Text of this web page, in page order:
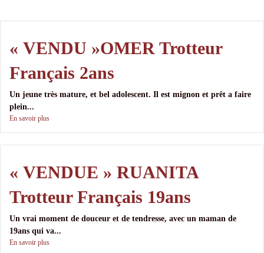
« VENDU »OMER Trotteur
Français 2ans
Un jeune très mature, et bel adolescent. Il est mignon et prêt a faire
plein...
En savoir plus
« VENDUE » RUANITA
Trotteur Français 19ans
Un vrai moment de douceur et de tendresse, avec un maman de
19ans qui va...
En savoir plus